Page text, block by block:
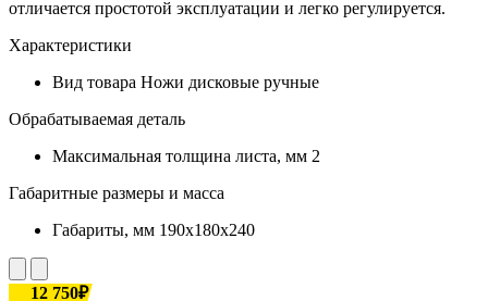
отличается простотой эксплуатации и легко регулируется.
Характеристики
Вид товара Ножи дисковые ручные
Обрабатываемая деталь
Максимальная толщина листа, мм 2
Габаритные размеры и масса
Габариты, мм 190x180x240
12 750₽